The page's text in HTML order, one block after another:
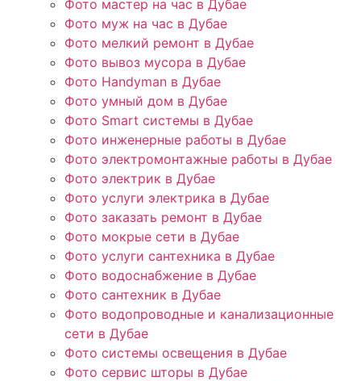
Фото мастер на час в Дубае
Фото муж на час в Дубае
Фото мелкий ремонт в Дубае
Фото вывоз мусора в Дубае
Фото Handyman в Дубае
Фото умный дом в Дубае
Фото Smart системы в Дубае
Фото инженерные работы в Дубае
Фото электромонтажные работы в Дубае
Фото электрик в Дубае
Фото услуги электрика в Дубае
Фото заказать ремонт в Дубае
Фото мокрые сети в Дубае
Фото услуги сантехника в Дубае
Фото водоснабжение в Дубае
Фото сантехник в Дубае
Фото водопроводные и канализационные
сети в Дубае
Фото системы освещения в Дубае
Фото сервис шторы в Дубае